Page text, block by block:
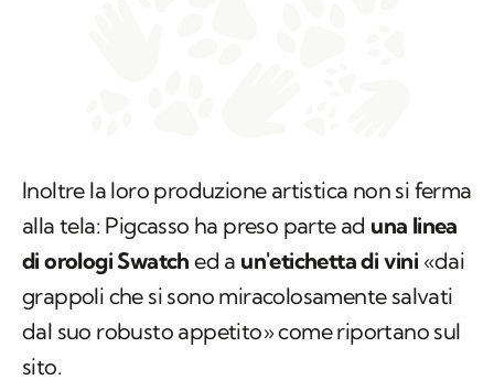
Inoltre la loro produzione artistica non si ferma
alla tela: Pigcasso ha preso parte ad una linea
di orologi Swatch ed a un'etichetta di vini «dai
grappoli che si sono miracolosamente salvati
dal suo robusto appetito» come riportano sul
sito.